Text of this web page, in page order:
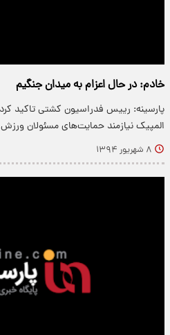
خادم: در حال اعزام به میدان جنگیم
پارسینه: رییس فدراسیون کشتی تاکید
المپیک نیازمند حمایت‌های مسئولان
۸ شهریور ۱۳۹۴